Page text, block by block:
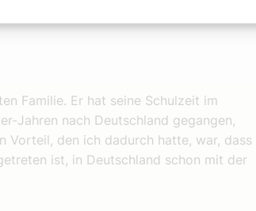
werden.
Familie. Er hat seine Schulzeit im
Jahren nach Deutschland gegangen,
Vorteil, den ich dadurch hatte, war, dass
ist, in Deutschland schon mit der